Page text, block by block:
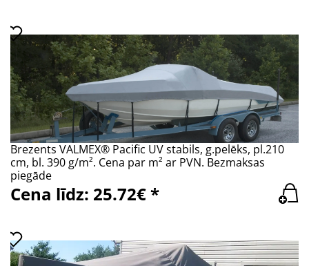
Brezents VALMEX® Pacific UV stabils, g.pelēks, pl.210
cm, bl. 390 g/m². Cena par m² ar PVN. Bezmaksas
piegāde
Cena līdz: 25.72€ *